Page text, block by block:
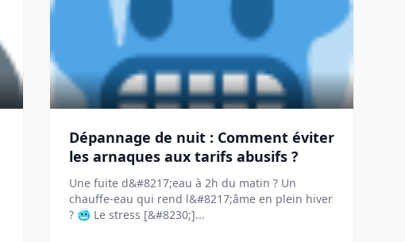
Dépannage de nuit : Comment éviter
les arnaques aux tarifs abusifs ?
Une fuite d&#8217;eau à 2h du matin ? Un
chauffe-eau qui rend l&#8217;âme en plein hiver
? 🥶 Le stress [&#8230;]...